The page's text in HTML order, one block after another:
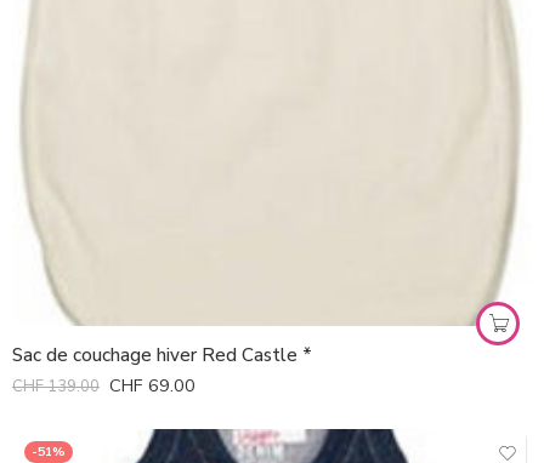
Sac de couchage hiver Red Castle *
CHF139.00 CHF 69.00
-51%